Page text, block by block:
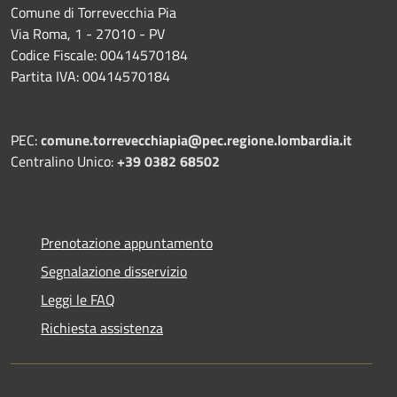
Comune di Torrevecchia Pia
Via Roma, 1 - 27010 - PV
Codice Fiscale: 00414570184
Partita IVA: 00414570184
PEC:comune.torrevecchiapia@pec.regione.lombardia.it
Centralino Unico:+39 0382 68502
Prenotazione appuntamento
Segnalazione disservizio
Leggi le FAQ
Richiesta assistenza